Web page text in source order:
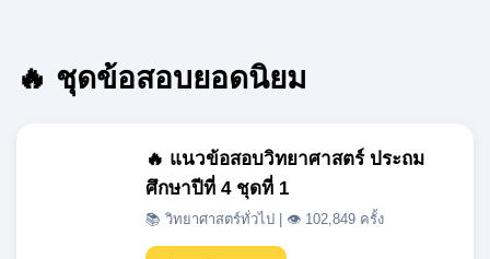
🔥 ชุดข้อสอบยอดนิยม
🔥 แนวข้อสอบวิทยาศาสตร์ ประถม
ศึกษาปีที่ 4 ชุดที่ 1
📚 วิทยาศาสตร์ทั่วไป | 👁 102,849 ครั้ง